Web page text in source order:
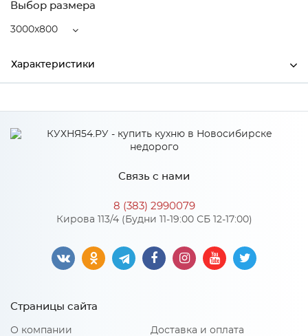
Выбор размера
3000x800
Характеристики
Высота 38
104Т Травертин Феллини
Материал 2: Пластик HPL, CPL
Связь с нами
8 (383) 2990079
Кирова 113/4 (Будни 11-19:00 СБ 12-17:00)
Страницы сайта
О компании Доставка и оплата